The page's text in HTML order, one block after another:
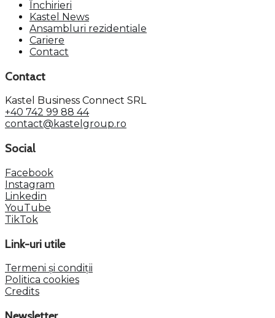
Închirieri
Kastel News
Ansambluri rezidentiale
Cariere
Contact
Contact
Kastel Business Connect SRL
+40 742 99 88 44
contact@kastelgroup.ro
Social
Facebook
Instagram
Linkedin
YouTube
TikTok
Link-uri utile
Termeni și condiții
Politica cookies
Credits